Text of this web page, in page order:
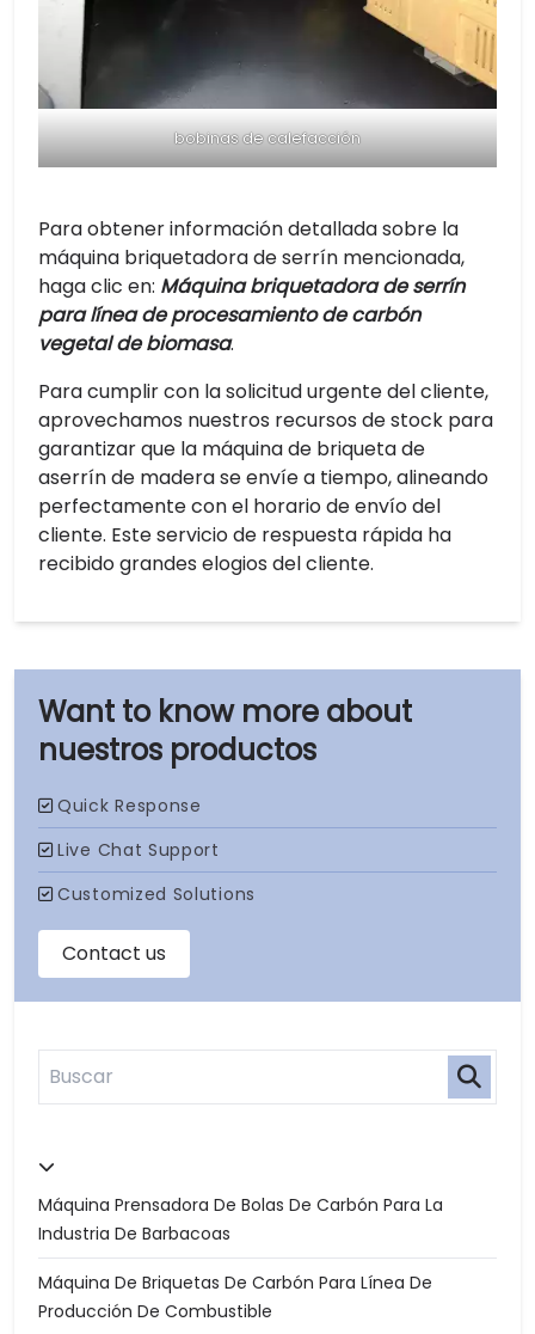
nuestros productos
Máquina Prensadora De Bolas De Carbón Para La
Industria De Barbacoas
Máquina De Briquetas De Carbón Para Línea De
Producción De Combustible
bobinas de calefacción
Para obtener información detallada sobre la
máquina briquetadora de serrín mencionada,
haga clic en: Máquina briquetadora de serrín
para línea de procesamiento de carbón
vegetal de biomasa.
Para cumplir con la solicitud urgente del cliente,
aprovechamos nuestros recursos de stock para
garantizar que la máquina de briqueta de
aserrín de madera se envíe a tiempo, alineando
perfectamente con el horario de envío del
cliente. Este servicio de respuesta rápida ha
recibido grandes elogios del cliente.